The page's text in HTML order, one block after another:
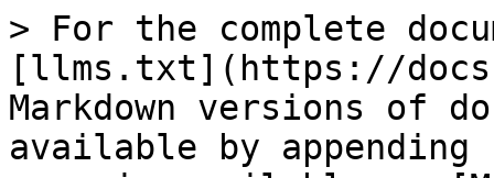
> For the complete
[llms.txt](https://
Markdown versions of
available by